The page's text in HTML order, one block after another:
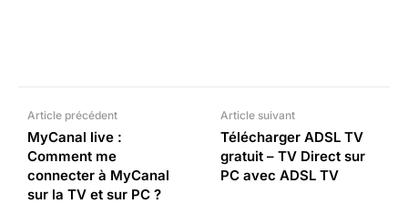
Article précédent
MyCanal live :
Comment me
connecter à MyCanal
sur la TV et sur PC ?
Article suivant
Télécharger ADSL TV
gratuit – TV Direct sur
PC avec ADSL TV